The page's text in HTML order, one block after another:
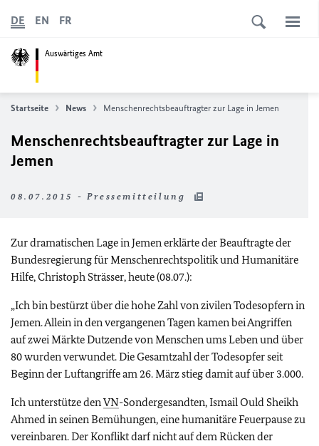
Auswärtiges Amt
DE EN FR
Startseite News Menschenrechtsbeauftragter zur Lage in Jemen
Menschenrechtsbeauftragter zur Lage in
Jemen
08.07.2015 - Pressemitteilung
Zur dramatischen Lage in Jemen erklärte der Beauftragte der
Bundesregierung für Menschenrechtspolitik und Humanitäre
Hilfe, Christoph Strässer, heute (08.07.):
„Ich bin bestürzt über die hohe Zahl von zivilen Todesopfern in
Jemen. Allein in den vergangenen Tagen kamen bei Angriffen
auf zwei Märkte Dutzende von Menschen ums Leben und über
80 wurden verwundet. Die Gesamtzahl der Todesopfer seit
Beginn der Luftangriffe am 26. März stieg damit auf über 3.000.
Ich unterstütze denVN-Sondergesandten, Ismail Ould Sheikh
Ahmed in seinen Bemühungen, eine humanitäre Feuerpause zu
vereinbaren. Der Konflikt darf nicht auf dem Rücken der